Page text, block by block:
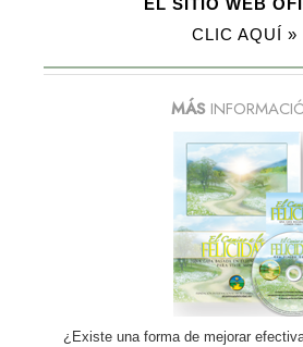
EL SITIO WEB
CLIC AQUÍ »
MÁS
¿Existe una forma de mejorar